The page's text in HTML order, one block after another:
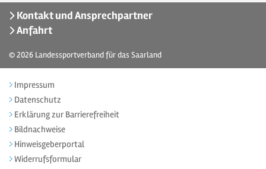
Kontakt und Ansprechpartner
Anfahrt
© 2026 Landessportverband für das Saarland
Impressum
Datenschutz
Erklärung zur Barrierefreiheit
Bildnachweise
Hinweisgeberportal
Widerrufsformular